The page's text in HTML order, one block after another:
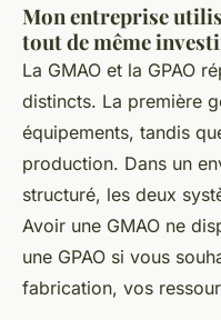
Mon entreprise
tout de même
La GMAO et la GPAO
distincts. La première
équipements, tandis
production. Dans un
structuré, les deux
Avoir une GMAO ne
une GPAO si vous
fabrication, vos